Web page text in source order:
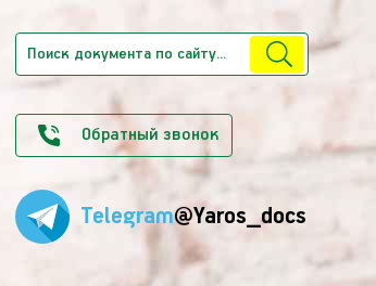
Обратный звонок
Telegram@Yaros_docs